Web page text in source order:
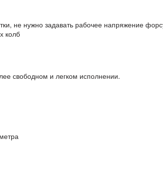
не нужно задавать рабочее напряжение
колб
свободном и легком исполнении.